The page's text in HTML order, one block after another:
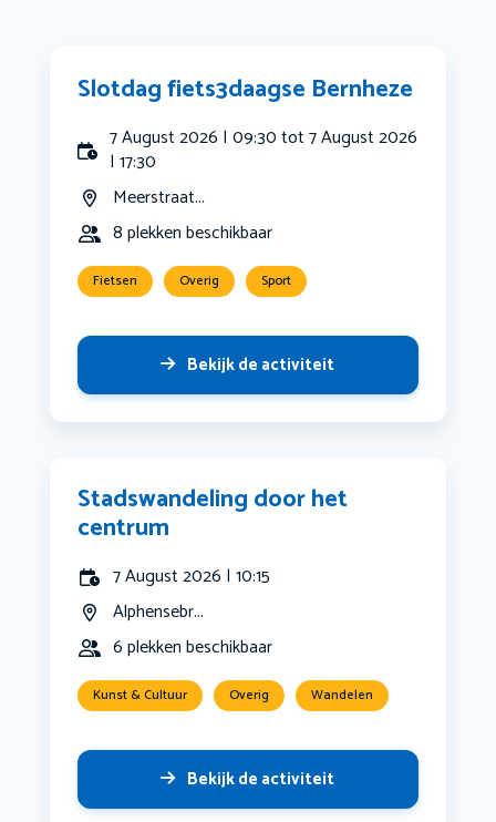
Slotdag fiets3daagse Bernheze
7 August 2026 | 09:30 tot 7 August 2026
| 17:30
Meerstraat...
8 plekken beschikbaar
Fietsen Overig Sport
Bekijk de activiteit
Stadswandeling door het
centrum
7 August 2026 | 10:15
Alphensebr...
6 plekken beschikbaar
Kunst & Cultuur Overig Wandelen
Bekijk de activiteit